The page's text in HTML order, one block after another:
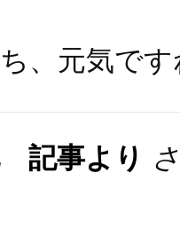
、元気です
記事より